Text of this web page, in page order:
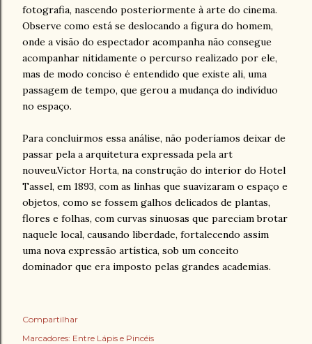
fotografia, nascendo posteriormente à arte do cinema.
Observe como está se deslocando a figura do homem,
onde a visão do espectador acompanha não consegue
acompanhar nitidamente o percurso realizado por ele,
mas de modo conciso é entendido que existe ali, uma
passagem de tempo, que gerou a mudança do indivíduo
no espaço.
Para concluirmos essa análise, não poderíamos deixar de
passar pela a arquitetura expressada pela art
nouveu.Victor Horta, na construção do interior do Hotel
Tassel, em 1893, com as linhas que suavizaram o espaço e
objetos, como se fossem galhos delicados de plantas,
flores e folhas, com curvas sinuosas que pareciam brotar
naquele local, causando liberdade, fortalecendo assim
uma nova expressão artística, sob um conceito
dominador que era imposto pelas grandes academias.
Compartilhar
Marcadores: Entre Lápis e Pincéis